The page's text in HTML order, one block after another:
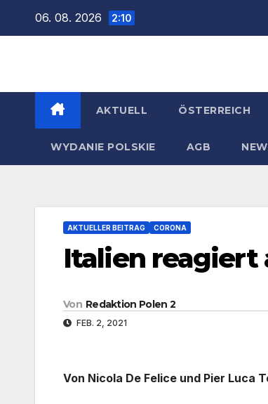
06. 08. 2026 2:10
AKTUELL ÖSTERREICH
WYDANIE POLSKIE AGB
AKTUELLER BEITRAG CORONA
Italien reagiert
Von Redaktion Polen 2
FEB. 2, 2021
Von Nicola De Felice und Pier Luca